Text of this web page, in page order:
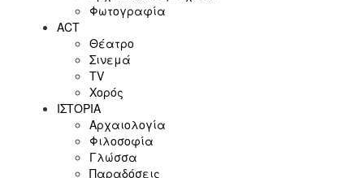
Φωτογραφία
ACT
Θέατρο
Σινεμά
ΤV
Χορός
ΙΣΤΟΡΙΑ
Αρχαιολογία
Φιλοσοφία
Γλώσσα
Παραδόσεις